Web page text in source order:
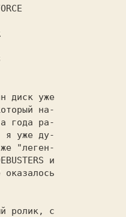
диск уже
на-
года ра-
я уже ду-
же "лeгeн-
и
оказалось
ролик, с